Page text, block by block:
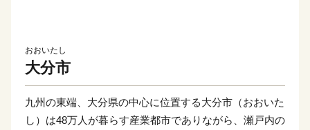
おおいたし
大分市
九州の東端、大分県の中心に位置する大分市（おおいた
し）は48万人が暮らす産業都市でありながら、瀬戸内の